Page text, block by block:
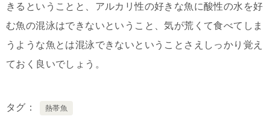
きるということと、アルカリ性の好きな魚に酸性の水を好
む魚の混泳はできないということ、気が荒くて食べてしま
うような魚とは混泳できないということさえしっかり覚え
ておく良いでしょう。
タグ 熱帯魚